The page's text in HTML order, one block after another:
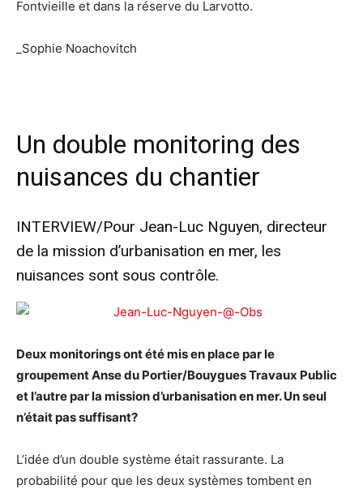
Fontvieille et dans la réserve du Larvotto.
_Sophie Noachovitch
Un double monitoring des
nuisances du chantier
INTERVIEW/Pour Jean-Luc Nguyen, directeur
de la mission d’urbanisation en mer, les
nuisances sont sous contrôle.
Deux monitorings ont été mis en place par le
groupement Anse du Portier/Bouygues Travaux Public
et l’autre par la mission d’urbanisation en mer. Un seul
n’était pas suffisant?
L’idée d’un double système était rassurante. La
probabilité pour que les deux systèmes tombent en